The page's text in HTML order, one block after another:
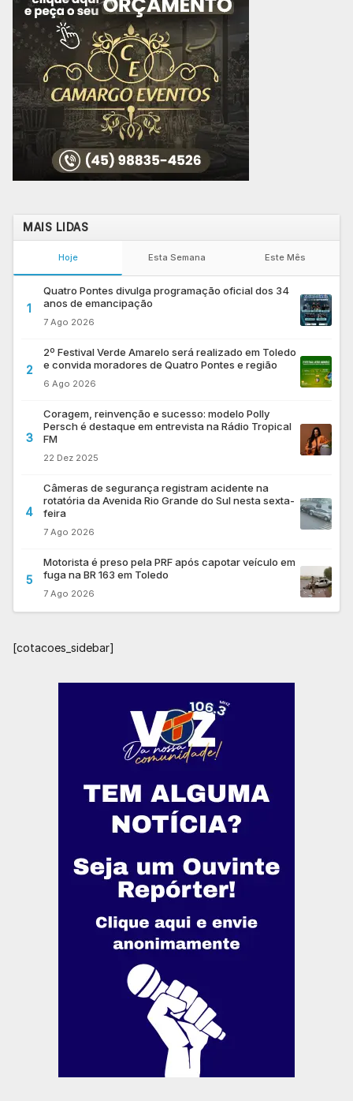
MAIS LIDAS
Hoje Esta Semana Este Mês
1
Quatro Pontes divulga programação oficial dos 34
anos de emancipação
7 Ago 2026
2
2º Festival Verde Amarelo será realizado em Toledo
e convida moradores de Quatro Pontes e região
6 Ago 2026
3
Coragem, reinvenção e sucesso: modelo Polly
Persch é destaque em entrevista na Rádio Tropical
FM
22 Dez 2025
4
Câmeras de segurança registram acidente na
rotatória da Avenida Rio Grande do Sul nesta sexta-
feira
7 Ago 2026
5
Motorista é preso pela PRF após capotar veículo em
fuga na BR 163 em Toledo
7 Ago 2026
[cotacoes_sidebar]